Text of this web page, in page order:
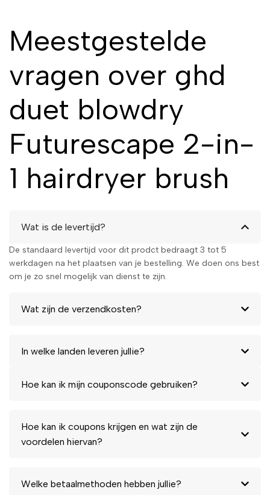
Meestgestelde
vragen over ghd
duet blowdry
Futurescape 2-in-
1 hairdryer brush
Wat is de levertijd?
De standaard levertijd voor dit prodct bedraagt 3 tot 5
werkdagen na het plaatsen van je bestelling. We doen ons best
om je zo snel mogelijk van dienst te zijn.
Wat zijn de verzendkosten?
In welke landen leveren jullie?
Hoe kan ik mijn couponscode gebruiken?
Hoe kan ik coupons krijgen en wat zijn de
voordelen hiervan?
Welke betaalmethoden hebben jullie?